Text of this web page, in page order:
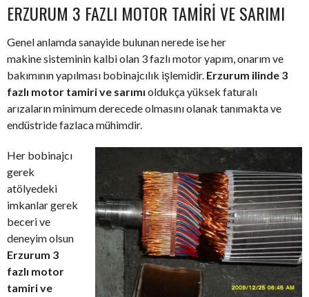
ERZURUM 3 FAZLI MOTOR TAMIRI VE SARIMI
Genel anlamda sanayide bulunan nerede ise her
makine sisteminin kalbi olan 3 fazlı motor yapım, onarım ve
bakımının yapılması bobinajcılık işlemidir. Erzurum ilinde 3
fazlı motor tamiri ve sarımı oldukça yüksek faturalı
arızaların minimum derecede olmasını olanak tanımakta ve
endüstride fazlaca mühimdir.
Her bobinajcı
gerek
atölyedeki
imkanlar gerek
beceri ve
deneyim olsun
Erzurum 3
fazlı motor
tamiri ve